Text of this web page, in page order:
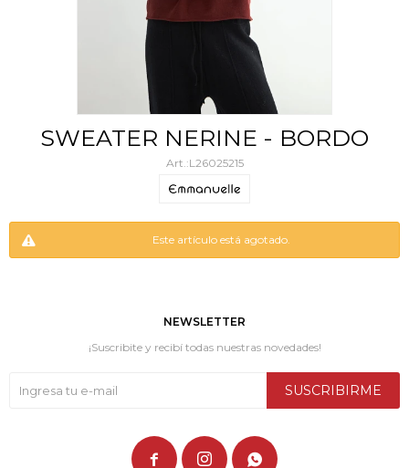
SWEATER NERINE - BORDO
L26025215
Este artículo está agotado.
NEWSLETTER
¡Suscribite y recibí todas nuestras novedades!
SUSCRIBIRME
  